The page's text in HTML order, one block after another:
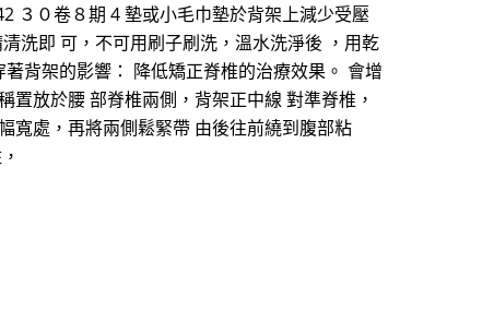
３０卷８期 4 墊或小毛巾墊於背架上減少受壓
洗即 可，不可用刷子刷洗，溫水洗淨後 ，用乾
背架的影響： 降低矯正脊椎的治療效果。 會增
放於腰 部脊椎兩側，背架正中線 對準脊椎，
寬處，再將兩側鬆緊帶 由後往前繞到腹部粘